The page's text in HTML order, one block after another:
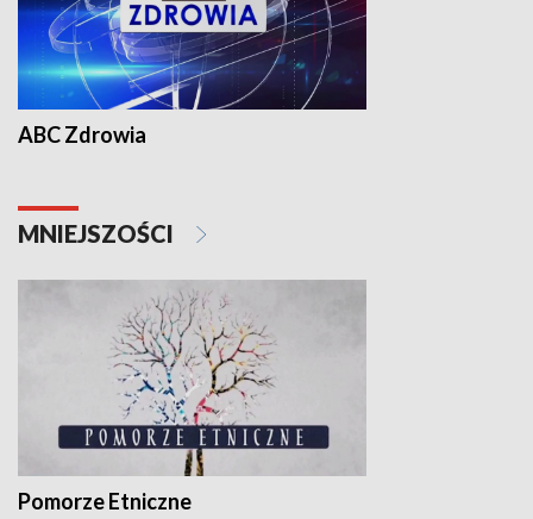
ABC Zdrowia
MNIEJSZOŚCI
Pomorze Etniczne